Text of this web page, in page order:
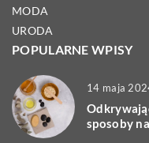
MODA
URODA
POPULARNE WPISY
14 maja
sposoby